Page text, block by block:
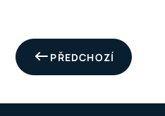
PŘEDCHOZÍ